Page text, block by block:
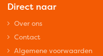
Direct naar
Over ons
Contact
Algemene voorwaarden